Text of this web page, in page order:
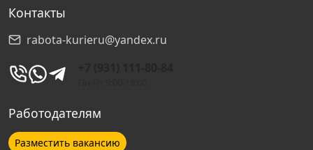
Ступино
Брянск
Контакты
rabota-kurieru@yandex.ru
Работодателям
Разместить вакансию